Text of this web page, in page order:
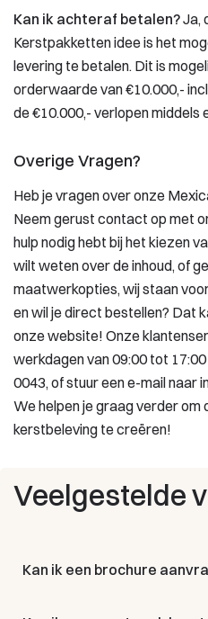
Kan ik achteraf betalen?Ja,
Kerstpakketten idee is het
levering te betalen. Dit is
orderwaarde van €10.000,-
de €10.000,- verlopen middels
Overige Vragen?
Heb je vragen over onze
Neem gerust contact op met
hulp nodig hebt bij het kiezen
wilt weten over de inhoud, of
maatwerkopties, wij staan
en wil je direct bestellen? Dat
onze website! Onze
werkdagen van 09:00 tot
0043, of stuur een e-mail naar
We helpen je graag verder
kerstbeleving te creëren!
Veelgestelde
Kan ik een brochure